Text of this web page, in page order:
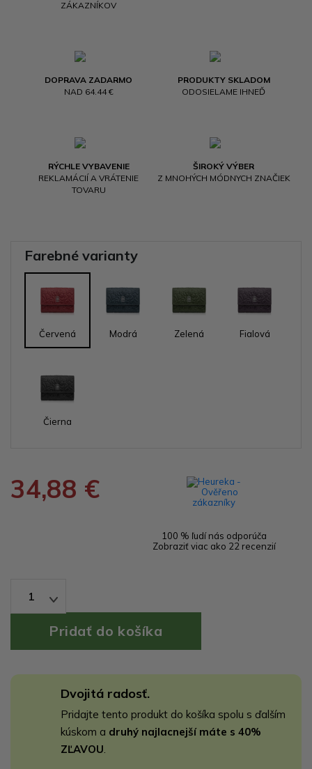
ZÁKAZNÍKOV
DOPRAVA ZADARMO
NAD 64.44 €
PRODUKTY SKLADOM
ODOSIELAME IHNEĎ
RÝCHLE VYBAVENIE
REKLAMÁCIÍ A VRÁTENIE
TOVARU
ŠIROKÝ VÝBER
Z MNOHÝCH MÓDNYCH ZNAČIEK
Farebné varianty
Červená Modrá Zelená Fialová
Čierna
34,88 €
100 % ľudí nás odporúča
Zobraziť viac ako 22 recenzií
1
Dvojitá radosť.
Pridajte tento produkt do košíka spolu s ďalším
kúskom a druhý najlacnejší máte s 40%
ZĽAVOU